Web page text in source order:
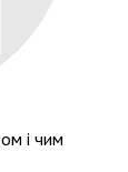
і чим